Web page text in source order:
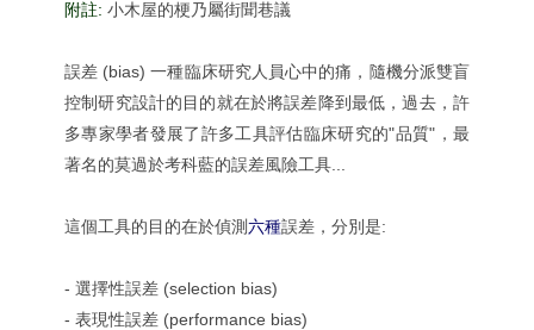
附註: 小木屋的梗乃屬街聞巷議
誤差 (bias) 一種臨床研究人員心中的痛，隨機分派雙盲
控制研究設計的目的就在於將誤差降到最低，過去，許
多專家學者發展了許多工具評估臨床研究的"品質"，最
著名的莫過於考科藍的誤差風險工具...
這個工具的目的在於偵測六種誤差，分別是:
- 選擇性誤差 (selection bias)
- 表現性誤差 (performance bias)